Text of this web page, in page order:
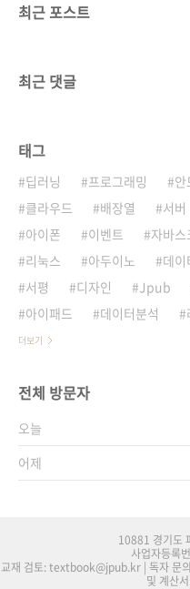
최근 포스트
최근 댓글
태그
딥러닝 프로그래밍 안
클라우드
배장열 서버
아이폰
이벤트 자바스
리눅스
아두이노 데이
서평
디자인 Jpub
아이패드
데이터분석
더보기
전체 방문자
오늘
어제
10881 경기도
사업자등록
교재 검토: textbook@jpub.kr | 독자
및 계산